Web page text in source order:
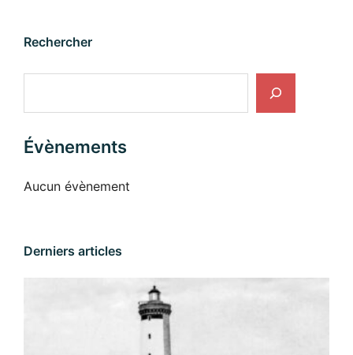
Rechercher
Évènements
Aucun évènement
Derniers articles